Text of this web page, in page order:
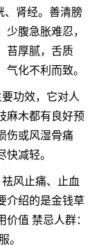
、肾经。善清膀
腹急胀难忍，
苔厚腻，舌质
化不利而致。
功效，它对人
麻木都有良好预
伤或风湿骨痛
减轻。
风止痛、止血
介绍的是金钱草
值 禁忌人群：
。